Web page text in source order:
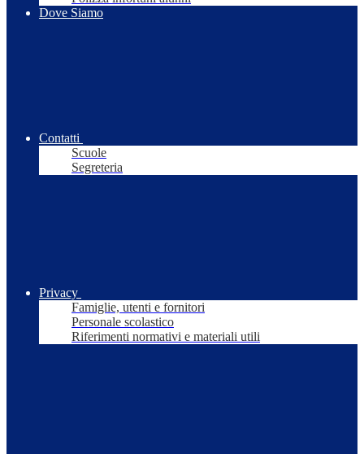
Dove Siamo
Contatti
Scuole
Segreteria
Privacy
Famiglie, utenti e fornitori
Personale scolastico
Riferimenti normativi e materiali utili